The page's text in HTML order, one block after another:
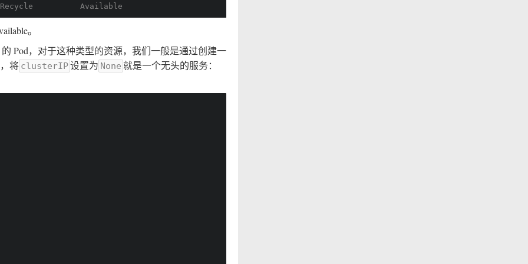
Recycle          Available                                      11s
。
Pod，对于这种类型的资源，我们一般是通过创建一
将 clusterIP设置为 None 就是一个无头的服务：